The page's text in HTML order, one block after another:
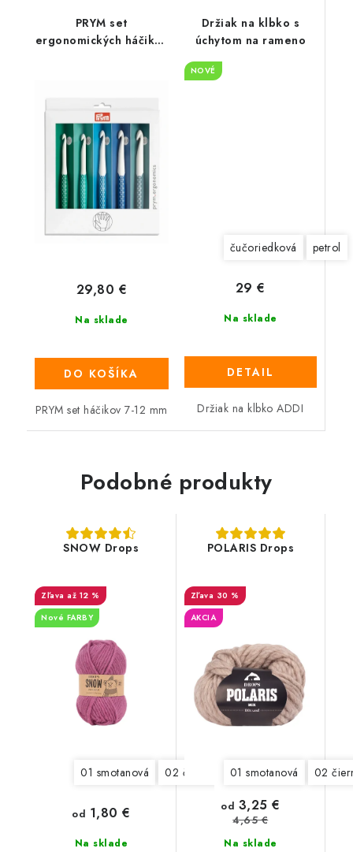
PRYM set
ergonomických háčikov
Na sklade
29,80 €
DO KOŠÍKA
PRYM set háčikov 7-12 mm
Držiak na klbko s
úchytom na rameno
NOVÉ
čučoriedková petrol
Na sklade
29 €
DETAIL
Držiak na klbko ADDI
Podobné produkty
SNOW Drops
až 12 %
Nové FARBY
01 smotanová 02 čierna 03 tmavá hnedá 05
Na sklade
od 1,80 €
POLARIS Drops
30 %
AKCIA
01 smotanová 02
Na sklade
od 3,25 €
4,65 €